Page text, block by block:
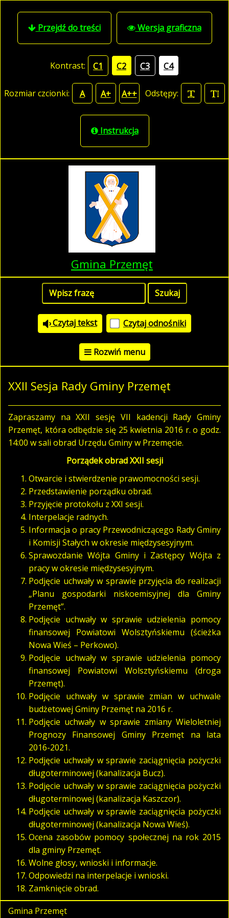
Przejdź do treści Wersja graficzna
Kontrast: C1 C2 C3 C4
Rozmiar czcionki: A A+ A++ Odstępy:
Instrukcja
Gmina Przemęt
Czytaj tekst Czytaj odnośniki
Rozwiń menu
XXII Sesja Rady Gminy Przemęt
Zapraszamy na XXII sesję VII kadencji Rady Gminy
Przemęt, która odbędzie się 25 kwietnia 2016 r. o godz.
14:00 w sali obrad Urzędu Gminy w Przemęcie.
Porządek obrad XXII sesji
Otwarcie i stwierdzenie prawomocności sesji.
Przedstawienie porządku obrad.
Przyjęcie protokołu z XXI sesji.
Interpelacje radnych.
Informacja o pracy Przewodniczącego Rady Gminy
i Komisji Stałych w okresie międzysesyjnym.
Sprawozdanie Wójta Gminy i Zastępcy Wójta z
pracy w okresie międzysesyjnym.
Podjęcie uchwały w sprawie przyjęcia do realizacji
„Planu gospodarki niskoemisyjnej dla Gminy
Przemęt”.
Podjęcie uchwały w sprawie udzielenia pomocy
finansowej Powiatowi Wolsztyńskiemu (ścieżka
Nowa Wieś – Perkowo).
Podjęcie uchwały w sprawie udzielenia pomocy
finansowej Powiatowi Wolsztyńskiemu (droga
Przemęt).
Podjęcie uchwały w sprawie zmian w uchwale
budżetowej Gminy Przemęt na 2016 r.
Podjęcie uchwały w sprawie zmiany Wieloletniej
Prognozy Finansowej Gminy Przemęt na lata
2016-2021.
Podjęcie uchwały w sprawie zaciągnięcia pożyczki
długoterminowej (kanalizacja Bucz).
Podjęcie uchwały w sprawie zaciągnięcia pożyczki
długoterminowej (kanalizacja Kaszczor).
Podjęcie uchwały w sprawie zaciągnięcia pożyczki
długoterminowej (kanalizacja Nowa Wieś).
Ocena zasobów pomocy społecznej na rok 2015
dla gminy Przemęt.
Wolne głosy, wnioski i informacje.
Odpowiedzi na interpelacje i wnioski.
Zamknięcie obrad.
Gmina Przemęt